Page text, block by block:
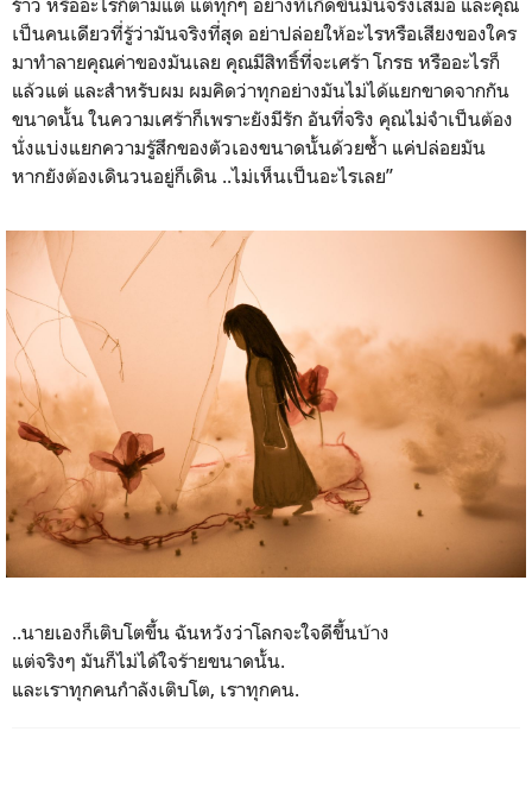
ร้าว หรืออะไรก็ตามแต่ แต่ทุกๆ อย่างที่เกิดขึ้นมันจริงเสมอ และคุณ
เป็นคนเดียวที่รู้ว่ามันจริงที่สุด อย่าปล่อยให้อะไรหรือเสียงของใคร
มาทำลายคุณค่าของมันเลย คุณมีสิทธิ์ที่จะเศร้า โกรธ หรืออะไรก็
แล้วแต่ และสำหรับผม ผมคิดว่าทุกอย่างมันไม่ได้แยกขาดจากกัน
ขนาดนั้น ในความเศร้าก็เพราะยังมีรัก อันที่จริง คุณไม่จำเป็นต้อง
นั่งแบ่งแยกความรู้สึกของตัวเองขนาดนั้นด้วยซ้ำ แค่ปล่อยมัน
หากยังต้องเดินวนอยู่ก็เดิน ..ไม่เห็นเป็นอะไรเลย”
..นายเองก็เติบโตขึ้น ฉันหวังว่าโลกจะใจดีขึ้นบ้าง
แต่จริงๆ มันก็ไม่ได้ใจร้ายขนาดนั้น.
และเราทุกคนกำลังเติบโต, เราทุกคน.